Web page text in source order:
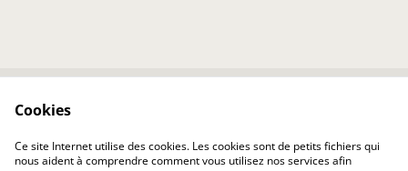
Politique de
confidentialité
Politique de cookies
Cookies
Ce site Internet utilise des cookies. Les cookies sont de petits fichiers qui
nous aident à comprendre comment vous utilisez nos services afin